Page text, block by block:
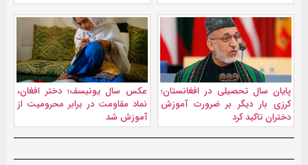
پایان سال تحصیلی در افغانستان؛
کرزی بار دیگر بر ضرورت آموزش
دختران تاکید کرد
عکس سال یونیسف؛ دختر افغان،
نماد مقاومت در برابر محرومیت از
آموزش شد